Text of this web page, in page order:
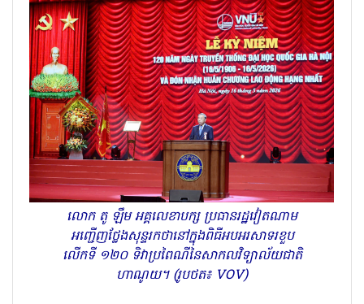
លោក តូ ឡឹម អគ្គលេខាបក្ស ប្រធានរដ្ឋវៀតណាម
អញ្ជើញថ្លែងសុន្ទរកថានៅក្នុងពិធីអបអរសាទរខួប
លើកទី ១២០ ទិវាប្រពៃណីនៃសាកលវិទ្យាល័យជាតិ
ហាណូយ។ (រូបថត៖ VOV)